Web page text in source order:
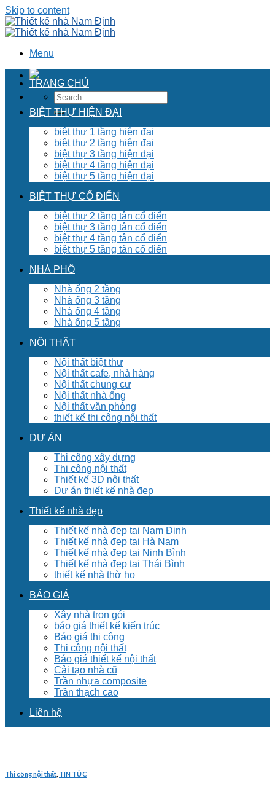
Skip to content
Menu
TRANG CHỦ
BIỆT THỰ HIỆN ĐẠI
biệt thự 1 tầng hiện đại
biệt thự 2 tầng hiện đại
biệt thự 3 tầng hiện đại
biệt thự 4 tầng hiện đại
biệt thự 5 tầng hiện đại
BIỆT THỰ CỔ ĐIỂN
biệt thự 2 tầng tân cổ điển
biệt thự 3 tầng tân cổ điển
biệt thự 4 tầng tân cổ điển
biệt thự 5 tầng tân cổ điển
NHÀ PHỐ
Nhà ống 2 tầng
Nhà ống 3 tầng
Nhà ống 4 tầng
Nhà ống 5 tầng
NỘI THẤT
Nội thất biệt thư
Nội thất cafe, nhà hàng
Nội thất chung cư
Nội thất nhà ống
Nội thất văn phòng
thiết kế thi công nội thất
DỰ ÁN
Thi công xây dựng
Thi công nội thất
Thiết kế 3D nội thất
Dự án thiết kế nhà đẹp
Thiết kế nhà đẹp
Thiết kế nhà đẹp tại Nam Định
Thiết kế nhà đẹp tại Hà Nam
Thiết kế nhà đẹp tại Ninh Bình
Thiết kế nhà đẹp tại Thái Bình
thiết kế nhà thờ họ
BÁO GIÁ
Xây nhà trọn gói
báo giá thiết kế kiến trúc
Báo giá thi công
Thi công nội thất
Báo giá thiết kế nội thất
Cải tạo nhà cũ
Trần nhựa composite
Trần thạch cao
Liên hệ
Thi công nội thất TIN TỨC